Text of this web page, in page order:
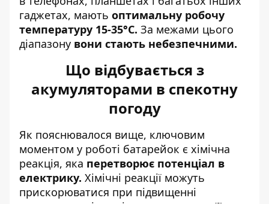
гаджетах, мають оптимальну робочу
температуру 15-35°C. За межами цього
діапазону вони стають небезпечними.
Що відбувається з
акумуляторами в спекотну
погоду
Як пояснювалося вище, ключовим
моментом у роботі батарейок є хімічна
реакція, яка перетворює потенціал в
електрику. Хімічні реакції можуть
прискорюватися при підвищенні